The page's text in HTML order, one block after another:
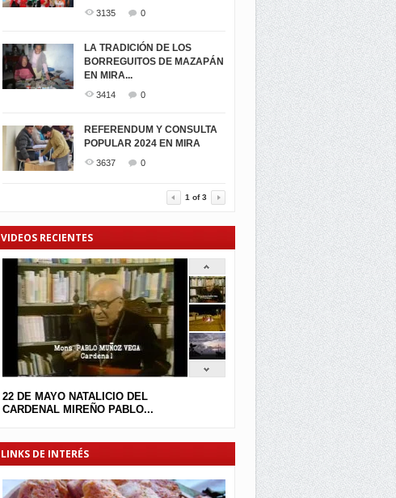
3135 0
LA TRADICIÓN DE LOS
BORREGUITOS DE MAZAPÁN
EN MIRA...
3414 0
REFERENDUM Y CONSULTA
POPULAR 2024 EN MIRA
3637 0
1 of3
VIDEOS RECIENTES
22 DE MAYO NATALICIO DEL
CARDENAL MIREÑO PABLO...
LINKS DE INTERÉS